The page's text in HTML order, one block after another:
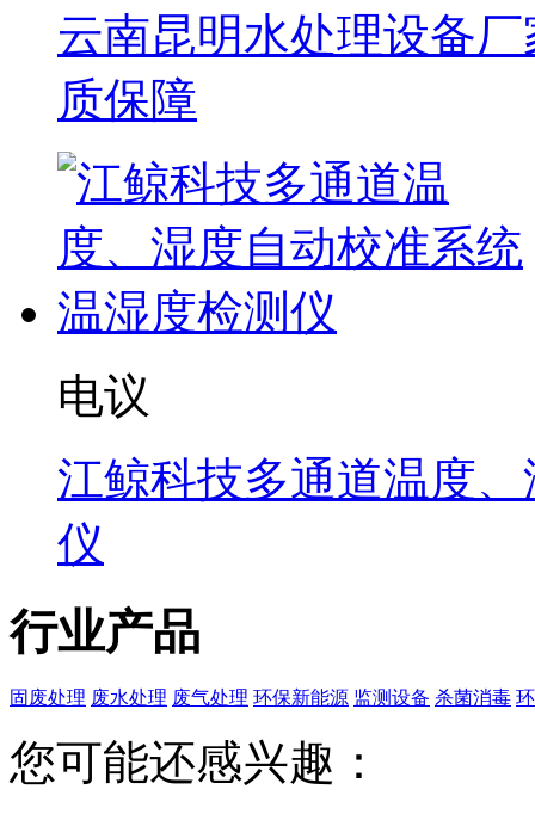
云南昆明水处理设备
质保障
电议
江鲸科技多通道温度
仪
行业产品
固废处理 废水处理 废气处理 环保新能源 监测设备 杀菌消毒
您可能还感兴趣：